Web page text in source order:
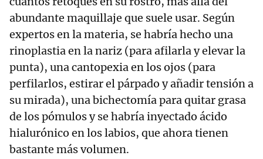
abundante maquillaje que suele usar. Según
expertos en la materia, se habría hecho una
rinoplastia en la nariz (para afilarla y elevar la
punta), una cantopexia en los ojos (para
perfilarlos, estirar el párpado y añadir tensión a
su mirada), una bichectomía para quitar grasa
de los pómulos y se habría inyectado ácido
hialurónico en los labios, que ahora tienen
bastante más volumen.